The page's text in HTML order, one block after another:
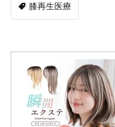
膝再生医療